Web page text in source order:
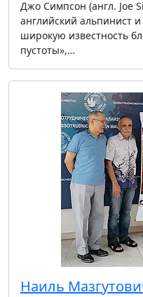
Джо Симпсон (англ. Joe
английский альпинист
широкую известность
пустоты»,…
Наиль